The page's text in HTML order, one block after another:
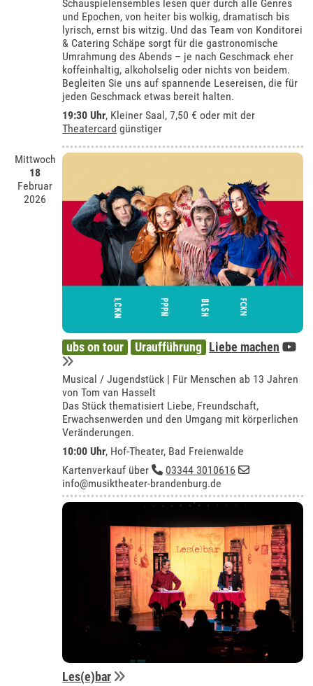
Schauspielensembles lesen quer durch alle Genres
und Epochen, von heiter bis wolkig, dramatisch bis
lyrisch, ernst bis witzig. Und das Team von Konditorei
& Catering Schäpe sorgt für die gastronomische
Umrahmung des Abends – je nach Geschmack eher
koffeinhaltig, alkoholselig oder nichts von beidem.
Begleiten Sie uns auf spannende Lesereisen, die für
jeden Geschmack etwas bereit halten.
19:30 Uhr, Kleiner Saal, 7,50 € oder mit der
Theatercard günstiger
Mittwoch
18
Februar
2026
ubs on tour Uraufführung Liebe machen
Musical / Jugendstück | Für Menschen ab 13 Jahren
von Tom van Hasselt
Das Stück thematisiert Liebe, Freundschaft,
Erwachsenwerden und den Umgang mit körperlichen
Veränderungen.
10:00 Uhr, Hof-Theater, Bad Freienwalde
Kartenverkauf über
03344 3010616
info@musiktheater-brandenburg.de
Les(e)bar